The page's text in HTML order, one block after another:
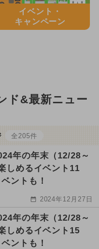
イベント・
キャンペーン
ド&最新ニュー
全205件
年の年末（12/28～
しめるイベント11
ントも！
2024年12月27日
年の年末（12/28～
しめるイベント15
ントも！